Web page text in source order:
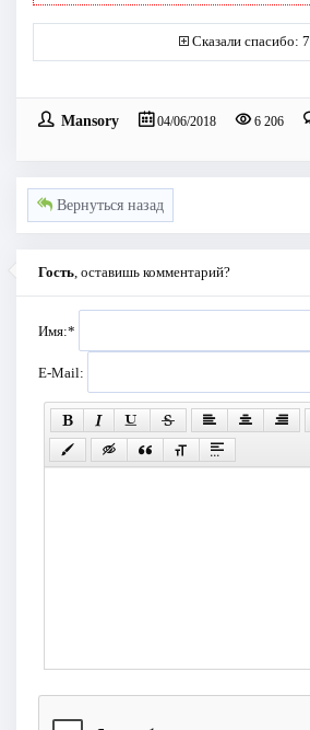
Сказали спасибо: 7
Mansory 04/06/2018 6 206
Вернуться назад
Гость , оставишь комментарий?
Имя:*
E-Mail: